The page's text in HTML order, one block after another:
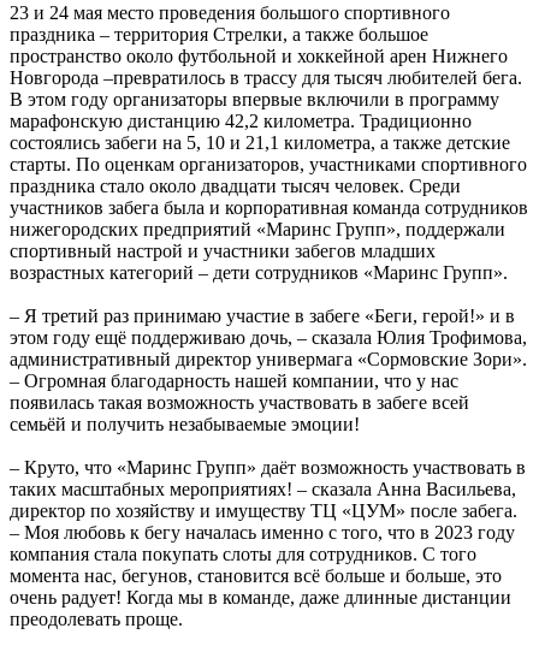
23 и 24 мая место проведения большого спортивного
праздника – территория Стрелки, а также большое
пространство около футбольной и хоккейной арен Нижнего
Новгорода –превратилось в трассу для тысяч любителей бега.
В этом году организаторы впервые включили в программу
марафонскую дистанцию 42,2 километра. Традиционно
состоялись забеги на 5, 10 и 21,1 километра, а также детские
старты. По оценкам организаторов, участниками спортивного
праздника стало около двадцати тысяч человек. Среди
участников забега была и корпоративная команда сотрудников
нижегородских предприятий «Маринс Групп», поддержали
спортивный настрой и участники забегов младших
возрастных категорий – дети сотрудников «Маринс Групп».
– Я третий раз принимаю участие в забеге «Беги, герой!» и в
этом году ещё поддерживаю дочь, – сказала Юлия Трофимова,
административный директор универмага «Сормовские Зори».
– Огромная благодарность нашей компании, что у нас
появилась такая возможность участвовать в забеге всей
семьёй и получить незабываемые эмоции!
– Круто, что «Маринс Групп» даёт возможность участвовать в
таких масштабных мероприятиях! – сказала Анна Васильева,
директор по хозяйству и имуществу ТЦ «ЦУМ» после забега.
– Моя любовь к бегу началась именно с того, что в 2023 году
компания стала покупать слоты для сотрудников. С того
момента нас, бегунов, становится всё больше и больше, это
очень радует! Когда мы в команде, даже длинные дистанции
преодолевать проще.